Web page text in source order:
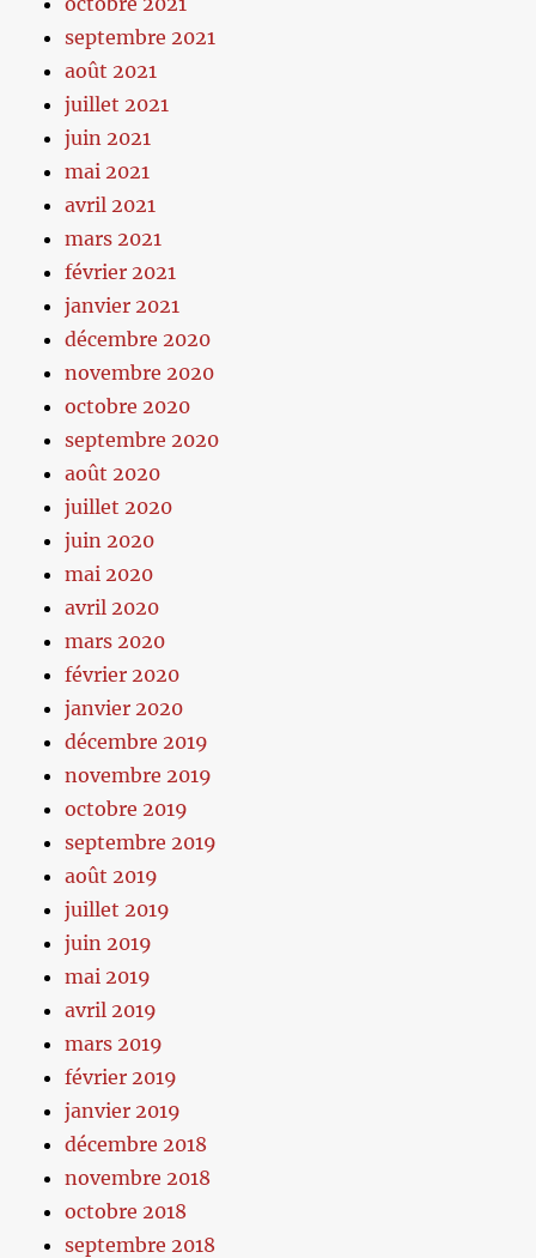
septembre 2021
août 2021
juillet 2021
juin 2021
mai 2021
avril 2021
mars 2021
février 2021
janvier 2021
décembre 2020
novembre 2020
octobre 2020
septembre 2020
août 2020
juillet 2020
juin 2020
mai 2020
avril 2020
mars 2020
février 2020
janvier 2020
décembre 2019
novembre 2019
octobre 2019
septembre 2019
août 2019
juillet 2019
juin 2019
mai 2019
avril 2019
mars 2019
février 2019
janvier 2019
décembre 2018
novembre 2018
octobre 2018
septembre 2018